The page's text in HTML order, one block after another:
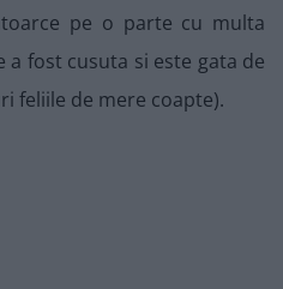
pe o parte cu multa
a fost cusuta si este gata de
feliile de mere coapte).